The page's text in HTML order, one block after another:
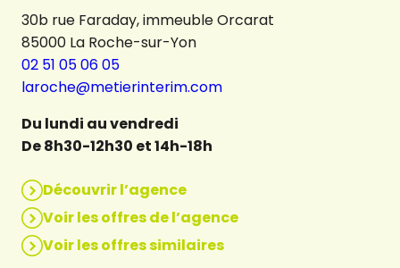
30b rue Faraday, immeuble Orcarat
85000 La Roche-sur-Yon
02 51 05 06 05
laroche@metierinterim.com
Du lundi au vendredi
De 8h30-12h30 et 14h-18h
Découvrir l’agence
Voir les offres de l’agence
Voir les offres similaires